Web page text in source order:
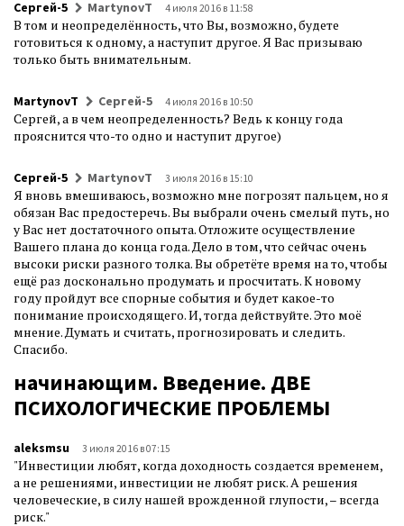
Сергей-5 MartynovT 4 июля 2016 в 11:58
В том и неопределённость, что Вы, возможно, будете
готовиться к одному, а наступит другое. Я Вас призываю
только быть внимательным.
MartynovT Сергей-5 4 июля 2016 в 10:50
Сергей, а в чем неопределенность? Ведь к концу года
прояснится что-то одно и наступит другое)
Сергей-5 MartynovT 3 июля 2016 в 15:10
Я вновь вмешиваюсь, возможно мне погрозят пальцем, но я
обязан Вас предостеречь. Вы выбрали очень смелый путь, но
у Вас нет достаточного опыта. Отложите осуществление
Вашего плана до конца года. Дело в том, что сейчас очень
высоки риски разного толка. Вы обретёте время на то, чтобы
ещё раз досконально продумать и просчитать. К новому
году пройдут все спорные события и будет какое-то
понимание происходящего. И, тогда действуйте. Это моё
мнение. Думать и считать, прогнозировать и следить.
Спасибо.
начинающим. Введение. ДВЕ
ПСИХОЛОГИЧЕСКИЕ ПРОБЛЕМЫ
aleksmsu 3 июля 2016 в 07:15
"Инвестиции любят, когда доходность создается временем,
а не решениями, инвестиции не любят риск. А решения
человеческие, в силу нашей врожденной глупости, – всегда
риск."